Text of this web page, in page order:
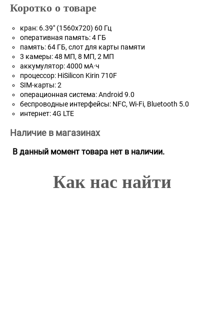
Коротко о товаре
кран: 6.39" (1560x720) 60 Гц
оперативная память: 4 ГБ
память: 64 ГБ, слот для карты памяти
3 камеры: 48 МП, 8 МП, 2 МП
аккумулятор: 4000 мА·ч
процессор: HiSilicon Kirin 710F
SIM-карты: 2
операционная система: Android 9.0
беспроводные интерфейсы: NFC, Wi-Fi, Bluetooth 5.0
интернет: 4G LTE
Наличие в магазинах
В данный момент товара нет в наличии.
Как нас найти